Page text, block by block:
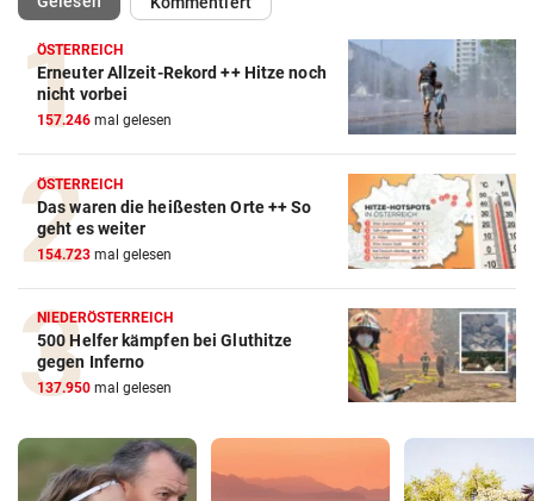
ÖSTERREICH
Erneuter Allzeit-Rekord ++ Hitze noch
nicht vorbei
157.246 mal gelesen
ÖSTERREICH
Das waren die heißesten Orte ++ So
geht es weiter
154.723 mal gelesen
NIEDERÖSTERREICH
500 Helfer kämpfen bei Gluthitze
gegen Inferno
137.950 mal gelesen